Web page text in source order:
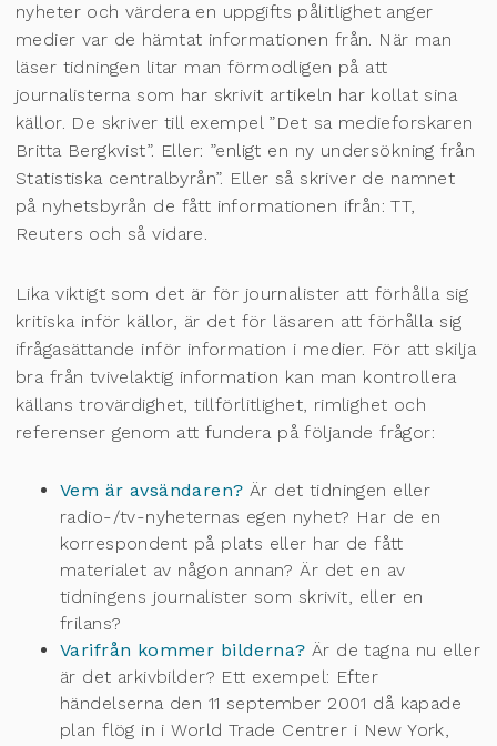
nyheter och värdera en uppgifts pålitlighet anger
medier var de hämtat informationen från. När man
läser tidningen litar man förmodligen på att
journalisterna som har skrivit artikeln har kollat sina
källor. De skriver till exempel ”Det sa medieforskaren
Britta Bergkvist”. Eller: ”enligt en ny undersökning från
Statistiska centralbyrån”. Eller så skriver de namnet
på nyhetsbyrån de fått informationen ifrån: TT,
Reuters och så vidare.
Lika viktigt som det är för journalister att förhålla sig
kritiska inför källor, är det för läsaren att förhålla sig
ifrågasättande inför information i medier. För att skilja
bra från tvivelaktig information kan man kontrollera
källans trovärdighet, tillförlitlighet, rimlighet och
referenser genom att fundera på följande frågor:
Vem är avsändaren? Är det tidningen eller
radio-/tv-nyheternas egen nyhet? Har de en
korrespondent på plats eller har de fått
materialet av någon annan? Är det en av
tidningens journalister som skrivit, eller en
frilans?
Varifrån kommer bilderna? Är de tagna nu eller
är det arkivbilder? Ett exempel: Efter
händelserna den 11 september 2001 då kapade
plan flög in i World Trade Centrer i New York,